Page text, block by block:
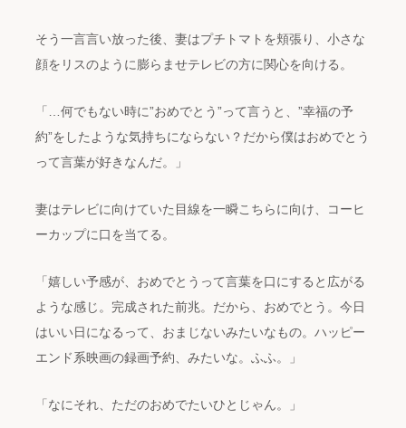
そう一言言い放った後、妻はプチトマトを頬張り、小さな
顔をリスのように膨らませテレビの方に関心を向ける。
「…何でもない時に”おめでとう”って言うと、”幸福の予
約”をしたような気持ちにならない？だから僕はおめでとう
って言葉が好きなんだ。」
妻はテレビに向けていた目線を一瞬こちらに向け、コーヒ
ーカップに口を当てる。
「嬉しい予感が、おめでとうって言葉を口にすると広がる
ような感じ。完成された前兆。だから、おめでとう。今日
はいい日になるって、おまじないみたいなもの。ハッピー
エンド系映画の録画予約、みたいな。ふふ。」
「なにそれ、ただのおめでたいひとじゃん。」